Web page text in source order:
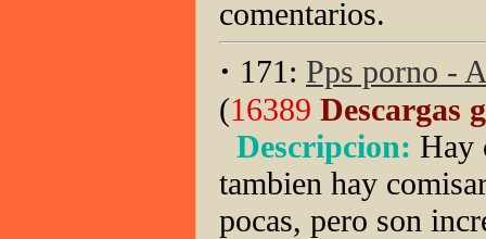
comentarios.
· 171: Pps porno -
(16389 Descargas
Descripcion: Hay
tambien hay
pocas, pero son